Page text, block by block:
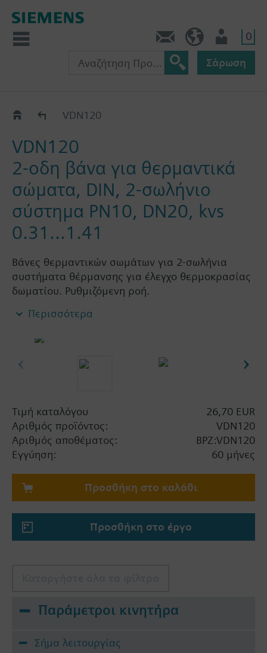
0
Σάρωση
VDN1..VDN120
VDN120
2-οδη βάνα για θερμαντικά
σώματα, DIN, 2-σωλήνιο
σύστημα PN10, DN20, kvs
0.31...1.41
Βάνες θερμαντικών σωμάτων για 2-σωλήνια
συστήματα θέρμανσης για έλεγχο θερμοκρασίας
δωματίου. Ρυθμιζόμενη ροή.
Επιτρεπτά μέσα: νερό (κατά VDI 2035), νερό με
αντιπαγετικό
Σημαντική πληροφορία
Οι βάνες μπορούν να συνδυαστούν με τους
Περισσότερα
Τιμή καταλόγου
26,70 EUR
Αριθμός προϊόντος:
VDN120
Αριθμός αποθέματος:
BPZ:VDN120
Εγγύηση:
60 μήνες
Προσθήκη στο καλάθι
Προσθήκη στο έργο
Παράμετροι κινητήρα
Σήμα λειτουργίας